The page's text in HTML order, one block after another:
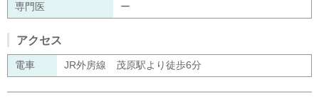
専門医 ー
アクセス
電車 JR外房線 茂原駅より徒歩6分